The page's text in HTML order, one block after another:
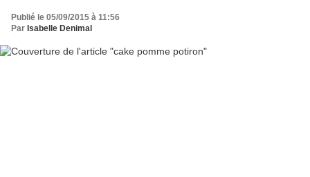
Publié le 05/09/2015 à 11:56
Par Isabelle Denimal